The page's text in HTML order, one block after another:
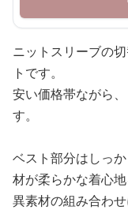
ニットスリーブの
トです。
安い価格帯ながら
す。
ベスト部分はしっ
材が柔らかな着心地
異素材の組み合わ